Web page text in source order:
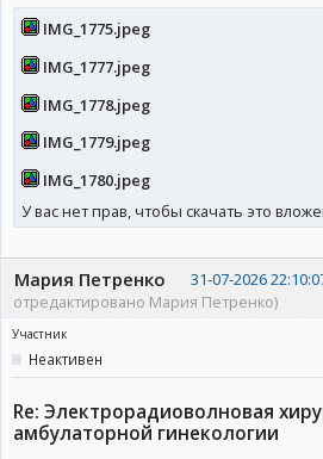
IMG_1775.jpeg
IMG_1777.jpeg
IMG_1778.jpeg
IMG_1779.jpeg
IMG_1780.jpeg
У вас нет прав, чтобы скачать это
Мария Петренко 31-07-2026
отредактировано Мария Петренко)
Участник
Неактивен
Re: Электрорадиоволновая
амбулаторной гинекологии